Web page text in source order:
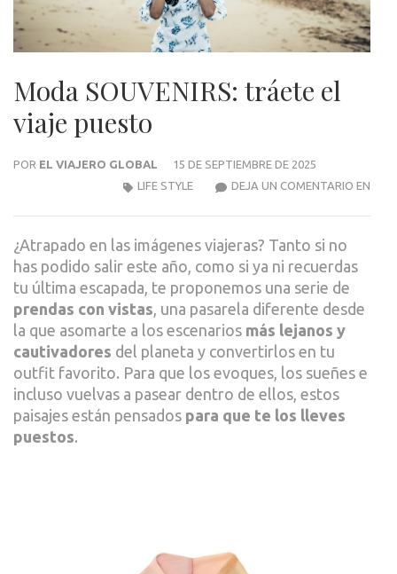
Moda SOUVENIRS: tráete el
viaje puesto
POR EL VIAJERO GLOBAL
15 DE SEPTIEMBRE DE 2025
DEJA UN COMENTARIO EN
LIFE STYLE
¿Atrapado en las imágenes viajeras? Tanto si no
has podido salir este año, como si ya ni recuerdas
tu última escapada, te proponemos una serie de
prendas con vistas , una pasarela diferente desde
la que asomarte a los escenarios más lejanos y
cautivadores del planeta y convertirlos en tu
outfit favorito. Para que los evoques, los sueñes e
incluso vuelvas a pasear dentro de ellos, estos
paisajes están pensados para que te los lleves
puestos.